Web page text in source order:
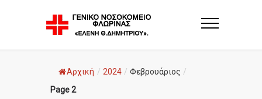
Αρχική / 2024 / Φεβρουάριος /
Page 2